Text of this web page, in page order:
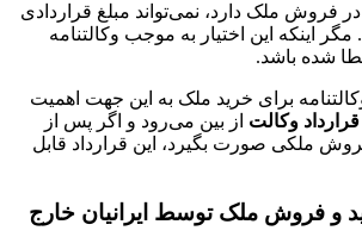
در فروش ملک دارد، نمی‌تواند مبلغ قراردادی
مگر اینکه این اختیار به موجب وکالتنامه
شده باشد.
برای خرید ملک به این جهت اهمیت
قرارداد وکالت از بین می‌رود و اگر پس از
ملکی صورت بگیرد، این قرارداد قابل
و فروش ملک توسط ایرانیان خارج